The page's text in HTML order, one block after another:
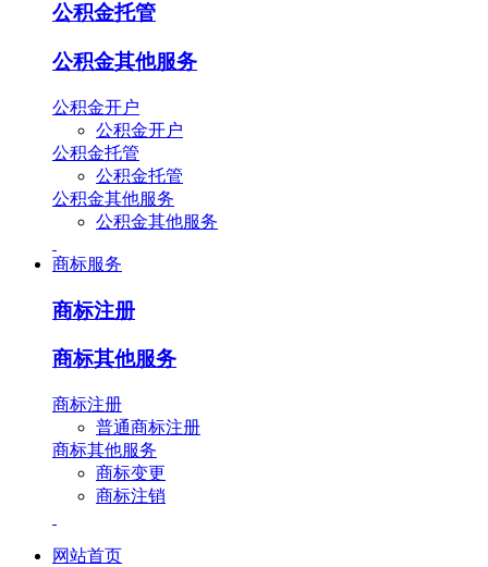
公积金托管
公积金其他服务
公积金开户
公积金开户
公积金托管
公积金托管
公积金其他服务
公积金其他服务
商标服务
商标注册
商标其他服务
商标注册
普通商标注册
商标其他服务
商标变更
商标注销
网站首页